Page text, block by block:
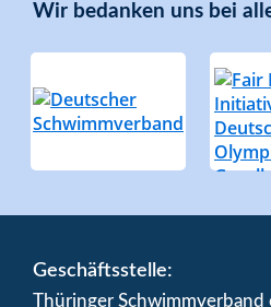
Wir bedanken uns bei
Geschäftsstelle:
Thüringer Schwimmverband